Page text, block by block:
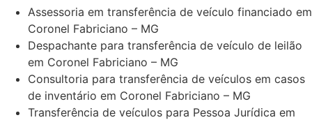
Assessoria em transferência de veículo financiado em
Coronel Fabriciano – MG
Despachante para transferência de veículo de leilão
em Coronel Fabriciano – MG
Consultoria para transferência de veículos em casos
de inventário em Coronel Fabriciano – MG
Transferência de veículos para Pessoa Jurídica em